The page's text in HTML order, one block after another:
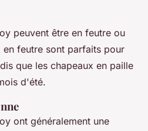
peuvent être en feutre ou
en feutre sont parfaits pour
que les chapeaux en paille
d'été.
ont généralement une